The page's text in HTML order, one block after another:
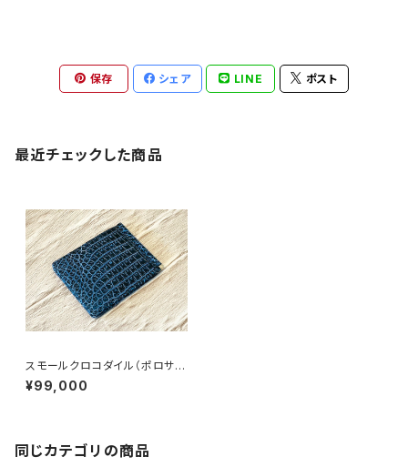
保存 シェア LINE ポスト
最近チェックした商品
スモールクロコダイル（ポロサ
ス） マネークリップ 無双仕
様 パールブルー
¥99,000
同じカテゴリの商品